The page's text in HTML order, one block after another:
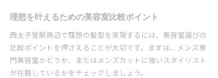
理想を叶えるための美容室比較ポイント
西太子堂駅周辺で理想の髪型を実現するには、美容室選びの
比較ポイントを押さえることが大切です。まずは、メンズ専
門美容室かどうか、またはメンズカットに強いスタイリスト
が在籍しているかをチェックしましょう。